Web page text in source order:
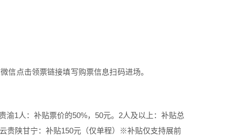
信️点击领票链接️填写购票信息️扫码进场。
渝1人：补贴票价的50%，50元。2人及以上：补贴总
贵陕甘宁：补贴150元（仅单程）※补贴仅支持展前